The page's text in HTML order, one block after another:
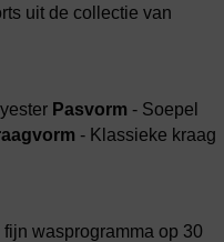
uit de collectie van
Pasvorm - Soepel
- Klassieke kraag
wasprogramma op 30